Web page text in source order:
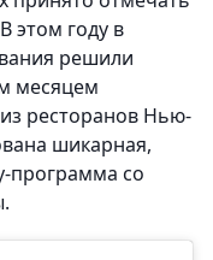
этом году в
решили
месяцем
ресторанов Нью-
шикарная,
программа со